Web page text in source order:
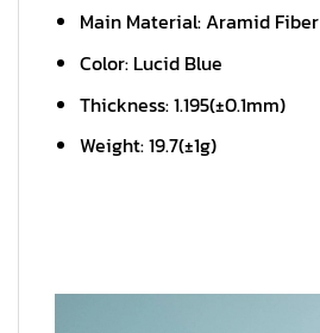
Main Material: Aramid Fiber
Color: Lucid Blue
Thickness: 1.195(±0.1mm)
Weight: 19.7(±1g)